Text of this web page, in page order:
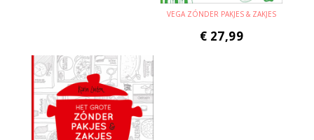
VEGA ZÓNDER PAKJES & ZAKJES
€ 27,99